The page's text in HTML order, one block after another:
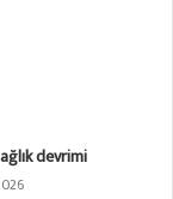
devrimi